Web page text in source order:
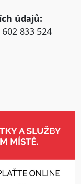
údajů:
833 524